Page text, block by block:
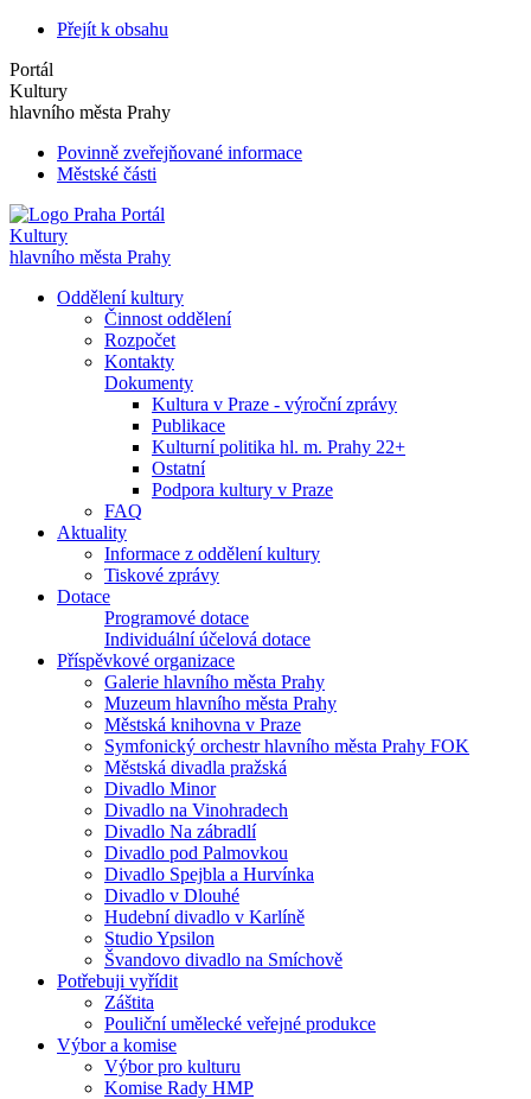
Přejít k obsahu
Portál
Kultury
hlavního města Prahy
Povinně zveřejňované informace
Městské části
Portál
Kultury
hlavního města Prahy
Oddělení kultury
Činnost oddělení
Rozpočet
Kontakty
Dokumenty
Kultura v Praze - výroční zprávy
Publikace
Kulturní politika hl. m. Prahy 22+
Ostatní
Podpora kultury v Praze
FAQ
Aktuality
Informace z oddělení kultury
Tiskové zprávy
Dotace
Programové dotace
Individuální účelová dotace
Příspěvkové organizace
Galerie hlavního města Prahy
Muzeum hlavního města Prahy
Městská knihovna v Praze
Symfonický orchestr hlavního města Prahy FOK
Městská divadla pražská
Divadlo Minor
Divadlo na Vinohradech
Divadlo Na zábradlí
Divadlo pod Palmovkou
Divadlo Spejbla a Hurvínka
Divadlo v Dlouhé
Hudební divadlo v Karlíně
Studio Ypsilon
Švandovo divadlo na Smíchově
Potřebuji vyřídit
Záštita
Pouliční umělecké veřejné produkce
Výbor a komise
Výbor pro kulturu
Komise Rady HMP